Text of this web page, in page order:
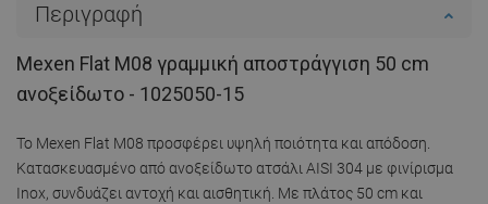
Περιγραφή
Mexen Flat M08 γραμμική αποστράγγιση 50 cm
ανοξείδωτο - 1025050-15
Το Mexen Flat M08 προσφέρει υψηλή ποιότητα και απόδοση.
Κατασκευασμένο από ανοξείδωτο ατσάλι AISI 304 με φινίρισμα
Inox, συνδυάζει αντοχή και αισθητική. Με πλάτος 50 cm και